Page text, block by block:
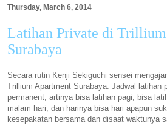
Thursday, March 6, 2014
Latihan Private di
Surabaya
Secara rutin Kenji Sekiguchi sensei
Trillium Apartment Surabaya. Jadwal latihan
permanent, artinya bisa latihan pagi, bisa
malam hari, dan harinya bisa hari apapun
kesepakatan bersama dan disaat waktunya